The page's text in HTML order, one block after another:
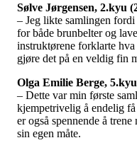
Sølve Jørgensen, 2.kyu
– Jeg likte samlingen
for både brunbelter og
instruktørene forklarte
gjøre det på en veldig fin
Olga Emilie Berge,
– Dette var min første
kjempetrivelig å endelig
er også spennende å
sin egen måte.